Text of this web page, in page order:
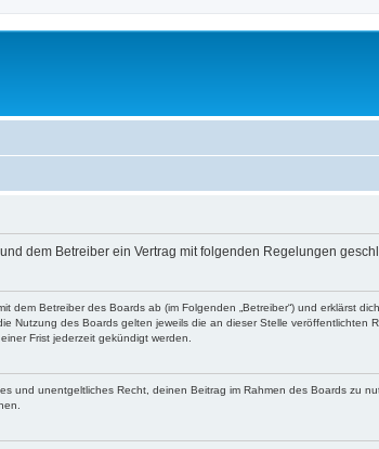
dem Betreiber ein Vertrag mit folgenden Regelungen
dem Betreiber des Boards ab (im Folgenden „Betreiber“) und erklärst
Nutzung des Boards gelten jeweils die an dieser Stelle veröffentlichten
Frist jederzeit gekündigt werden.
und unentgeltliches Recht, deinen Beitrag im Rahmen des Boards zu